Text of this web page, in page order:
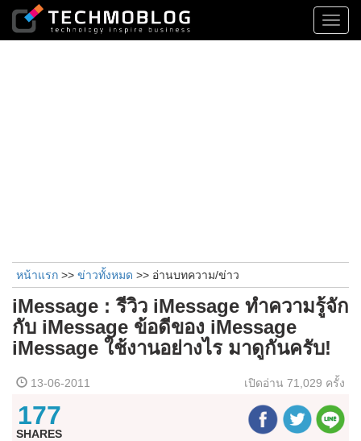
หน้าแรก >> ข่าวทั้งหมด >> อ่านบทความ/ข่าว
iMessage : รีวิว iMessage ทำความรู้จัก
กับ iMessage ข้อดีของ iMessage
iMessage ใช้งานอย่างไร มาดูกันครับ!
13-06-2011 เปิดอ่าน 71,029 ครั้ง
177
SHARES